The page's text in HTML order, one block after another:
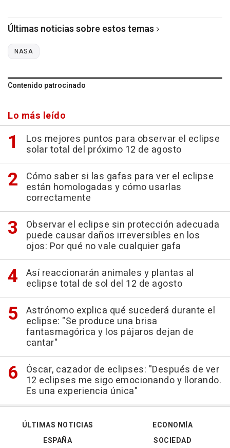
Últimas noticias sobre estos temas
NASA
Contenido patrocinado
Lo más leído
Los mejores puntos para observar el eclipse
solar total del próximo 12 de agosto
Cómo saber si las gafas para ver el eclipse
están homologadas y cómo usarlas
correctamente
Observar el eclipse sin protección adecuada
puede causar daños irreversibles en los
ojos: Por qué no vale cualquier gafa
Así reaccionarán animales y plantas al
eclipse total de sol del 12 de agosto
Astrónomo explica qué sucederá durante el
eclipse: "Se produce una brisa
fantasmagórica y los pájaros dejan de
cantar"
Óscar, cazador de eclipses: "Después de ver
12 eclipses me sigo emocionando y llorando.
Es una experiencia única"
ÚLTIMAS NOTICIAS
ESPAÑA
ECONOMÍA
SOCIEDAD